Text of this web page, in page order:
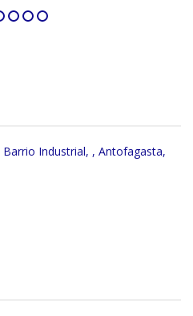
Industrial, , Antofagasta,